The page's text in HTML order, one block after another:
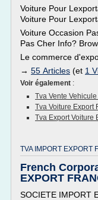
Voiture Pour
Voiture Pour
Voiture Occasion
Pas Cher Info?
Le commerce
→ 55 Articles (et 1
Voir également :
Tva Vente
Tva Voiture Export
Tva Export Voiture
TVA IMPORT EXPORT
French
EXPORT
SOCIETE IMPORT